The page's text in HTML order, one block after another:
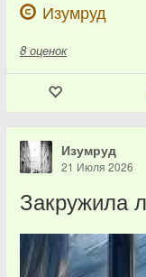
Изумруд
8 оценок
Изумруд
21 Июля 2026
Закружила